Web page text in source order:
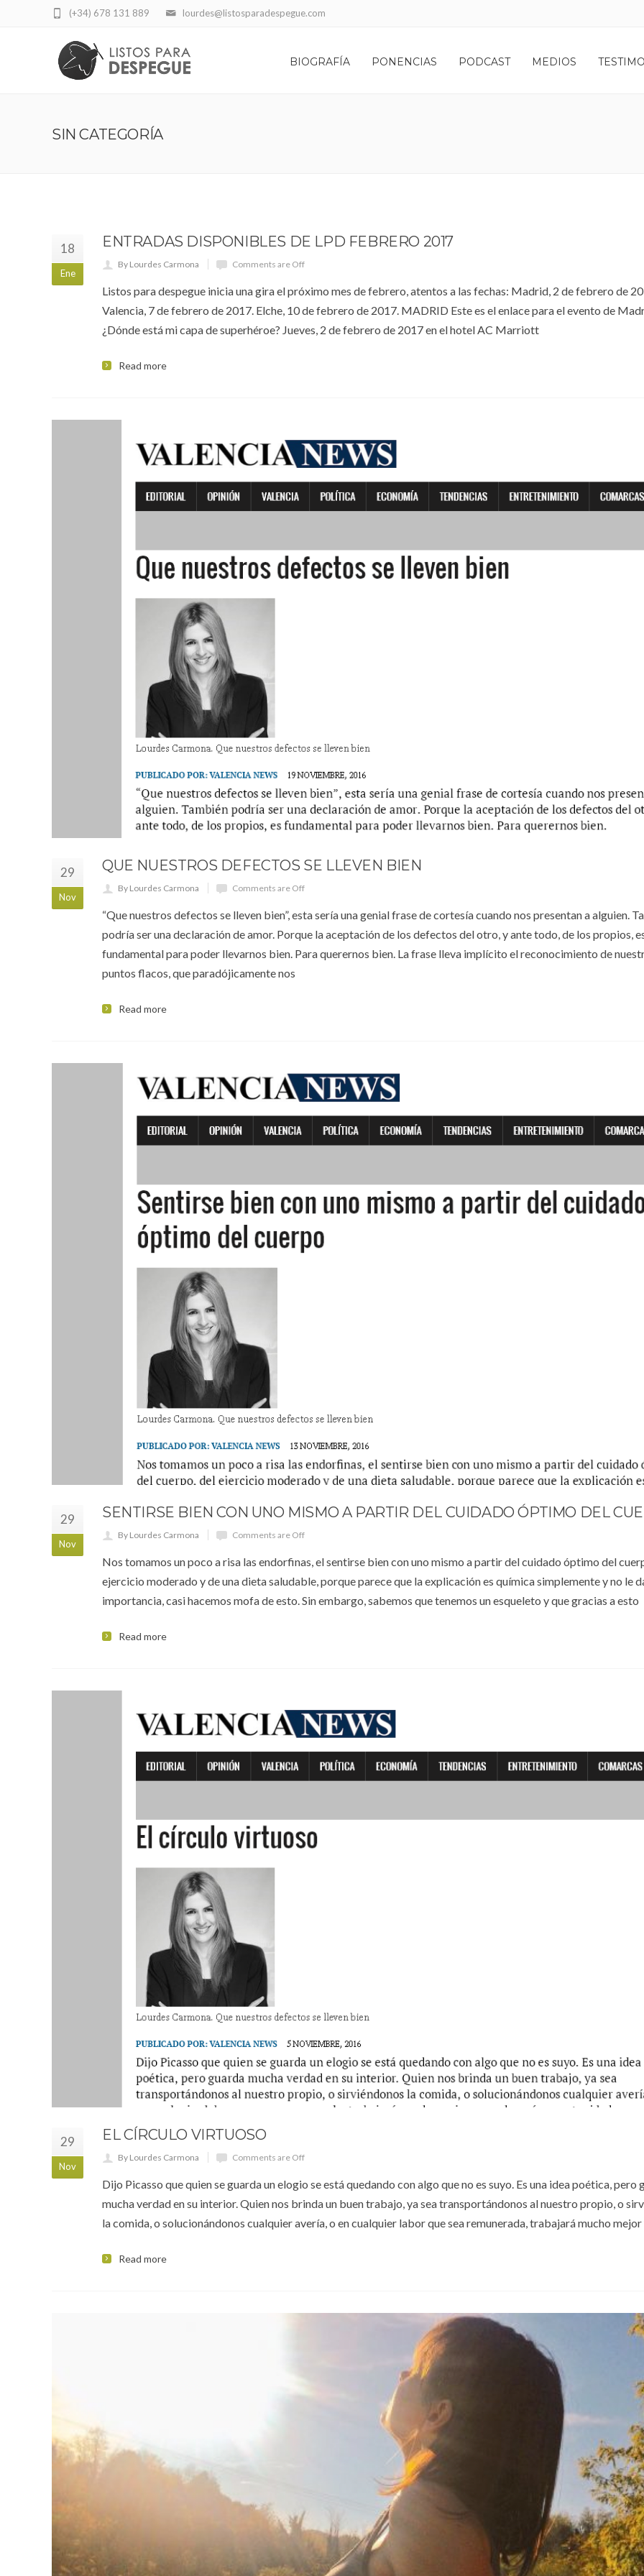
lourdes@listosparadespegue.com
(+34) 678 131 889
BIOGRAFÍA PONENCIAS PODCAST MEDIOS
SIN CATEGORÍA
18
Ene
ENTRADAS DISPONIBLES DE LPD FEBRERO 2017
By Lourdes Carmona Comments are Off
Listos para despegue inicia una gira el próximo mes de febrero, atentos a las fechas: Madrid, 2 de febrero de
Valencia, 7 de febrero de 2017. Elche, 10 de febrero de 2017. MADRID Este es el enlace para el evento de
¿Dónde está mi capa de superhéroe? Jueves, 2 de febrero de 2017 en el hotel AC Marriott
Read more
29
Nov
QUE NUESTROS DEFECTOS SE LLEVEN BIEN
By Lourdes Carmona Comments are Off
“Que nuestros defectos se lleven bien”, esta sería una genial frase de cortesía cuando nos presentan a alguien.
podría ser una declaración de amor. Porque la aceptación de los defectos del otro, y ante todo, de los propios,
fundamental para poder llevarnos bien. Para querernos bien. La frase lleva implícito el reconocimiento de
puntos flacos, que paradójicamente nos
Read more
29
Nov
SENTIRSE BIEN CON UNO MISMO A PARTIR DEL CUIDADO ÓPTIMO DEL
By Lourdes Carmona Comments are Off
Nos tomamos un poco a risa las endorfinas, el sentirse bien con uno mismo a partir del cuidado óptimo del
ejercicio moderado y de una dieta saludable, porque parece que la explicación es química simplemente y no le
importancia, casi hacemos mofa de esto. Sin embargo, sabemos que tenemos un esqueleto y que gracias a esto
Read more
29
Nov
EL CÍRCULO VIRTUOSO
By Lourdes Carmona Comments are Off
Dijo Picasso que quien se guarda un elogio se está quedando con algo que no es suyo. Es una idea poética, pero
mucha verdad en su interior. Quien nos brinda un buen trabajo, ya sea transportándonos al nuestro propio, o
la comida, o solucionándonos cualquier avería, o en cualquier labor que sea remunerada, trabajará mucho mejor
Read more